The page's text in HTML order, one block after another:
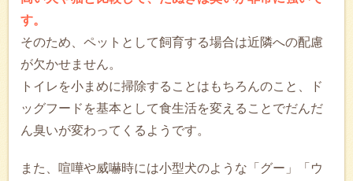
す。
そのため、ペットとして飼育する場合は近隣への配慮
が欠かせません。
トイレを小まめに掃除することはもちろんのこと、ド
ッグフードを基本として食生活を変えることでだんだ
ん臭いが変わってくるようです。
また、喧嘩や威嚇時には小型犬のような「グー」「ウ